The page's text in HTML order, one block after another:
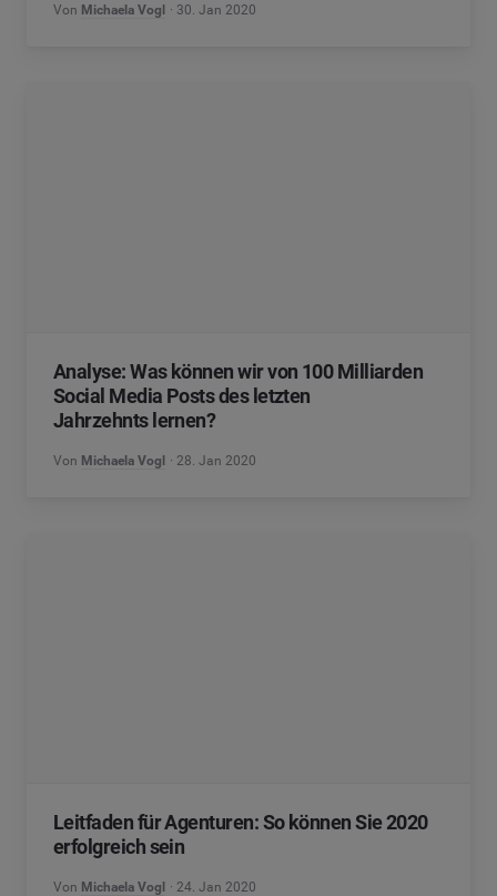
Von Michaela Vogl 30. Jan 2020
Analyse: Was können wir von 100 Milliarden
Social Media Posts des letzten
Jahrzehnts lernen?
Von Michaela Vogl 28. Jan 2020
Leitfaden für Agenturen: So können Sie 2020
erfolgreich sein
Von Michaela Vogl 24. Jan 2020